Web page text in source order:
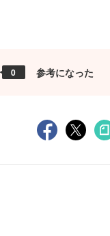
0 参考になった